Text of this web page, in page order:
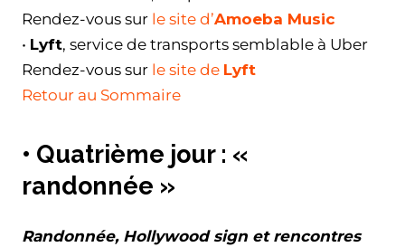
Rendez-vous sur le site d’Amoeba Music
• Lyft, service de transports semblable à Uber
Rendez-vous sur le site de Lyft
Retour au Sommaire
• Quatrième jour : «
randonnée »
Randonnée, Hollywood sign et rencontres